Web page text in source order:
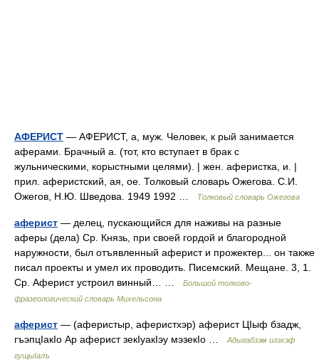
АФЕРИСТ — АФЕРИСТ, а, муж. Человек, к рый занимается
аферами. Брачный а. (тот, кто вступает в брак с
жульническими, корыстными целями). | жен. аферистка, и. |
прил. аферистский, ая, ое. Толковый словарь Ожегова. С.И.
Ожегов, Н.Ю. Шведова. 1949 1992 …
Толковый словарь Ожегова
аферист — делец, пускающийся для наживы на разные
аферы (дела) Ср. Князь, при своей гордой и благородной
наружности, был отъявленный аферист и прожектер... он также
писал проекты и умел их проводить. Писемский. Мещане. 3, 1.
Ср. Аферист устроил винный… …
Большой толково-
фразеологический словарь Михельсона
аферист — (аферистыр, аферистхэр) аферист ЦIыф бзадж,
гъэпцIакIо Ар аферист зекIуакIэу мэзекIо …
Адыгабзэм изэхэф
гущыIалъ